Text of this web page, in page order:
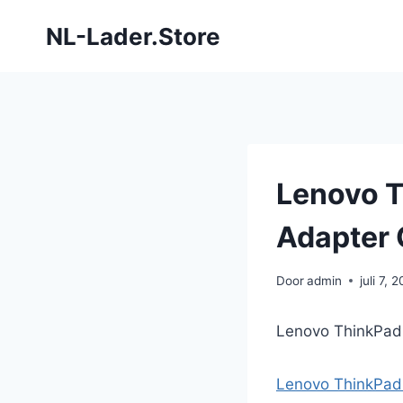
NL-Lader.Store
Lenovo
Adapter
Dooradmin juli 7,
Lenovo
Lenovo